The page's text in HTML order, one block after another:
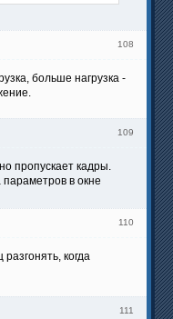
108
больше нагрузка -
109
пропускает кадры.
в окне
110
когда
111